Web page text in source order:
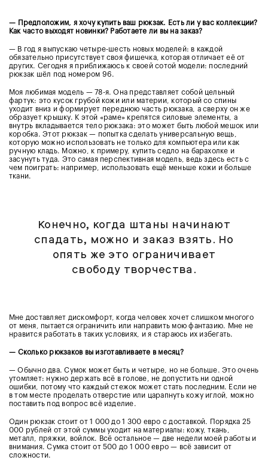
—
Предположим, я хочу купить ваш рюкзак. Есть ли у вас коллекции?
Как часто выходят новинки? Работаете ли вы на заказ?
— В год я выпускаю четыре-шесть новых моделей: в каждой
обязательно присутствует своя фишечка, которая отличает её от
других. Сегодня я приближаюсь к своей сотой модели: последний
рюкзак шёл под номером 96.
Моя любимая модель — 78-я. Она представляет собой цельный
фартук: это кусок грубой кожи или материи, который со спины
уходит вниз и формирует переднюю часть рюкзака, а сверху он же
образует крышку. К этой «раме» крепятся силовые элементы, а
внутрь вкладывается тело рюкзака: это может быть любой мешок или
коробка. Этот рюкзак — попытка сделать универсальную вещь,
которую можно использовать не только для компьютера или как
ручную кладь. Можно, к примеру, купить седло на барахолке и
засунуть туда. Это самая перспективная модель, ведь здесь есть с
чем поиграть: например, использовать ещё меньше кожи и больше
ткани.
Конечно, когда штаны начинают
спадать, можно и заказ взять. Но
опять же это ограничивает
свободу творчества.
Мне доставляет дискомфорт, когда человек хочет слишком многого
от меня, пытается ограничить или направить мою фантазию. Мне не
нравится работать в таких условиях, и я стараюсь их избегать.
— Сколько рюкзаков вы изготавливаете в месяц?
— Обычно два. Сумок может быть и четыре, но не больше. Это очень
утомляет: нужно держать всё в голове, не допустить ни одной
ошибки, потому что каждый стежок может стать последним. Если не
в том месте проделать отверстие или царапнуть кожу иглой, можно
поставить под вопрос всё изделие.
Один рюкзак стоит от 1 000 до 1 300 евро с доставкой. Порядка 25
000 рублей от этой суммы уходит на материалы: кожу, ткань,
металл, пряжки, войлок. Всё остальное — две недели моей работы и
внимания. Сумка стоит от 500 до 1 000 евро — всё зависит от
сложности.